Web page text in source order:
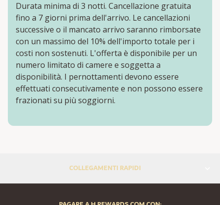
Durata minima di 3 notti. Cancellazione gratuita
fino a 7 giorni prima dell'arrivo. Le cancellazioni
successive o il mancato arrivo saranno rimborsate
con un massimo del 10% dell'importo totale per i
costi non sostenuti. L'offerta è disponibile per un
numero limitato di camere e soggetta a
disponibilità. I pernottamenti devono essere
effettuati consecutivamente e non possono essere
frazionati su più soggiorni.
COLLEGAMENTI RAPIDI